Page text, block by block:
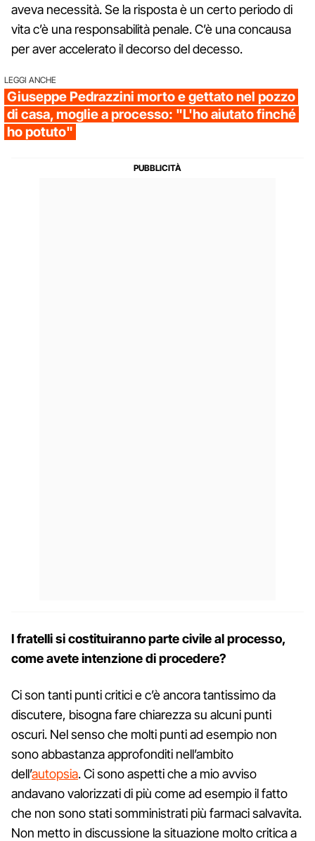
aveva necessità. Se la risposta è un certo periodo di
vita c’è una responsabilità penale. C’è una concausa
per aver accelerato il decorso del decesso.
LEGGI ANCHE
Giuseppe Pedrazzini morto e gettato nel pozzo
di casa, moglie a processo: "L'ho aiutato finché
ho potuto"
I fratelli si costituiranno parte civile al processo,
come avete intenzione di procedere?
Ci son tanti punti critici e c’è ancora tantissimo da
discutere, bisogna fare chiarezza su alcuni punti
oscuri. Nel senso che molti punti ad esempio non
sono abbastanza approfonditi nell’ambito
dell’autopsia. Ci sono aspetti che a mio avviso
andavano valorizzati di più come ad esempio il fatto
che non sono stati somministrati più farmaci salvavita.
Non metto in discussione la situazione molto critica a